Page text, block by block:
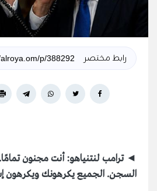
رابط مختصر
◄ ترامب لنتنياهو: أنت مجنون
السجن. الجميع يكرهونك ويكرهون